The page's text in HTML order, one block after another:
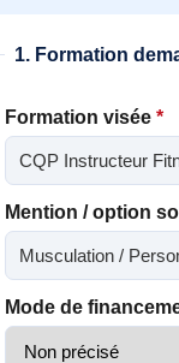
1. Formation
Formation visée *
Mention / option
Mode de